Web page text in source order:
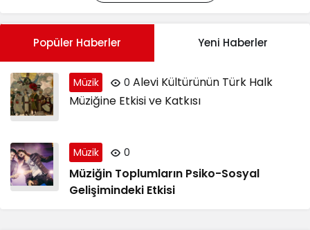
Popüler Haberler Yeni Haberler
Müzik 0 Alevi Kültürünün Türk Halk
Müziğine Etkisi ve Katkısı
Müzik 0
Müziğin Toplumların Psiko-Sosyal
Gelişimindeki Etkisi